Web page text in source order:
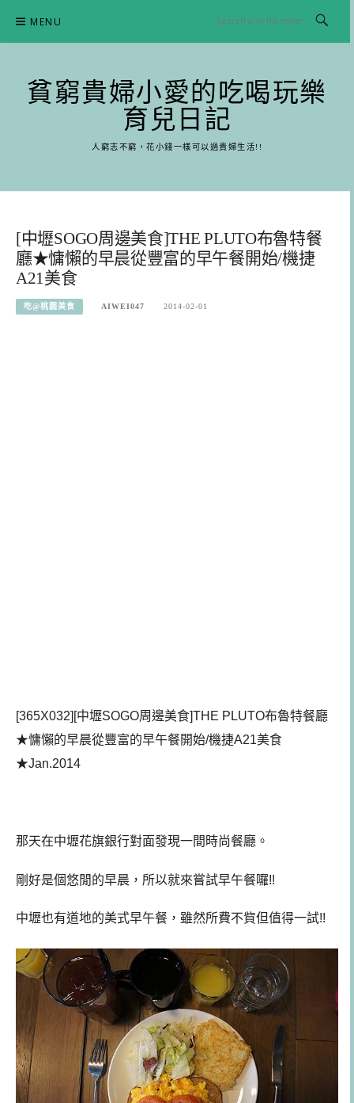
content
MENU
貧窮貴婦小愛的吃喝玩樂
育兒日記
人窮志不窮，花小錢一樣可以過貴婦生活!!
[中壢SOGO周邊美食]THE PLUTO布魯特餐
廳★慵懶的早晨從豐富的早午餐開始/機捷
A21美食
吃@桃園美食 AIWEI047 2014-02-01
[365X032][中壢SOGO周邊美食]THE PLUTO布魯特餐廳
★慵懶的早晨從豐富的早午餐開始/機捷A21美食
★Jan.2014
那天在中壢花旗銀行對面發現一間時尚餐廳。
剛好是個悠閒的早晨，所以就來嘗試早午餐囉!!
中壢也有道地的美式早午餐，雖然所費不貲但值得一試!!